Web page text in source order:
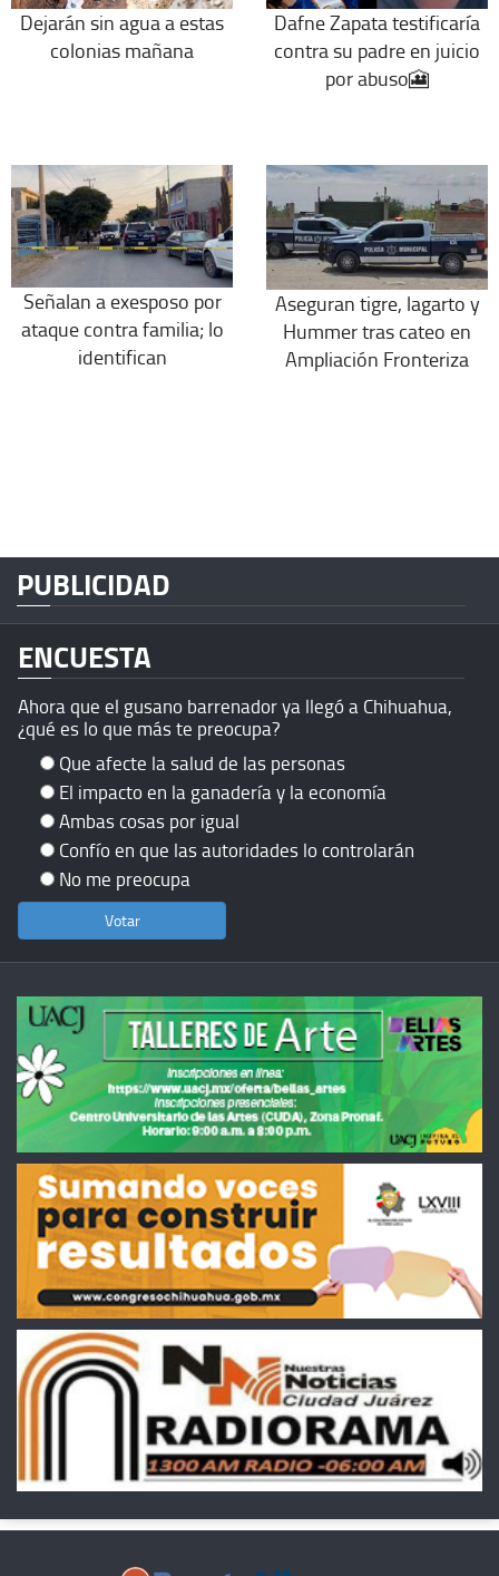
Dejarán sin agua a estas
colonias mañana
Dafne Zapata testificaría
contra su padre en juicio
por abuso🎦
Señalan a exesposo por
ataque contra familia; lo
identifican
Aseguran tigre, lagarto y
Hummer tras cateo en
Ampliación Fronteriza
PUBLICIDAD
ENCUESTA
Ahora que el gusano barrenador ya llegó a Chihuahua,
¿qué es lo que más te preocupa?
Que afecte la salud de las personas
El impacto en la ganadería y la economía
Ambas cosas por igual
Confío en que las autoridades lo controlarán
No me preocupa